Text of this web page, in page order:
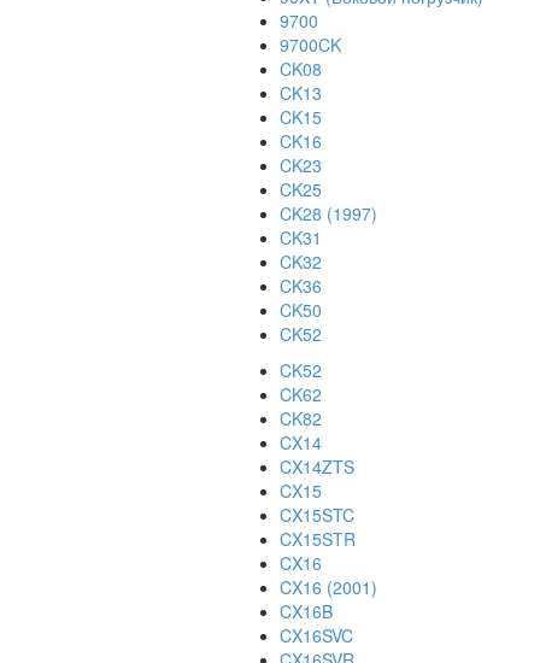
9700
9700CK
CK08
CK13
CK15
CK16
CK23
CK25
CK28 (1997)
CK31
CK32
CK36
CK50
CK52
CK52
CK62
CK82
CX14
CX14ZTS
CX15
CX15STC
CX15STR
CX16
CX16 (2001)
CX16B
CX16SVC